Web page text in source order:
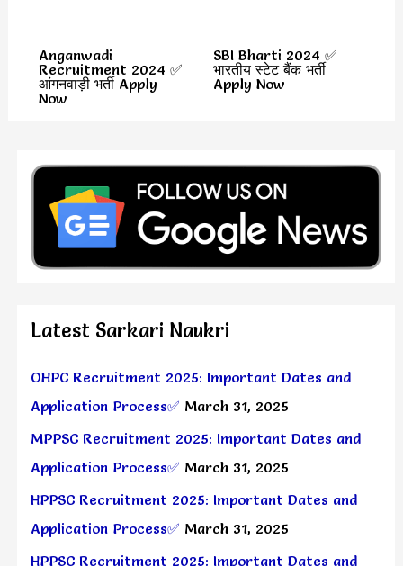
Anganwadi
Recruitment 2024 ✅
आंगनवाड़ी भर्ती Apply
Now
SBI Bharti 2024 ✅
भारतीय स्टेट बैंक भर्ती
Apply Now
Latest Sarkari Naukri
OHPC Recruitment 2025: Important Dates and
Application Process✅ March 31, 2025
MPPSC Recruitment 2025: Important Dates and
Application Process✅ March 31, 2025
HPPSC Recruitment 2025: Important Dates and
Application Process✅ March 31, 2025
HPPSC Recruitment 2025: Important Dates and